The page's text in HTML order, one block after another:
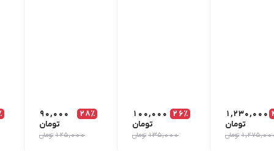
1,230,000
تومان
تومان
26٪
100,000
تومان
135,000 تومان
28٪
90,000
تومان
125,000 تومان